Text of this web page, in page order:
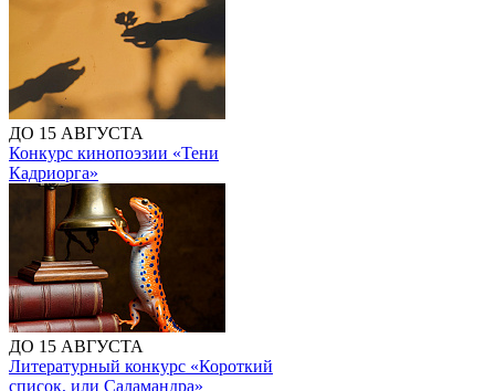
ДО 15 АВГУСТА
Конкурс кинопоэзии «Тени
Кадриорга»
ДО 15 АВГУСТА
Литературный конкурс «Короткий
список, или Саламандра»